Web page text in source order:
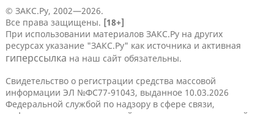
© ЗАКС.Ру, 2002—2026.
Все права защищены. [18+]
При использовании материалов ЗАКС.Ру на других
ресурсах указание "ЗАКС.Ру" как источника и активная
гиперссылка на наш сайт обязательны.
Свидетельство о регистрации средства массовой
информации ЭЛ №ФС77-91043, выданное 10.03.2026
Федеральной службой по надзору в сфере связи,